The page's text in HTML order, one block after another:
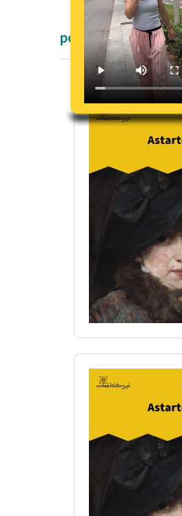
powieści